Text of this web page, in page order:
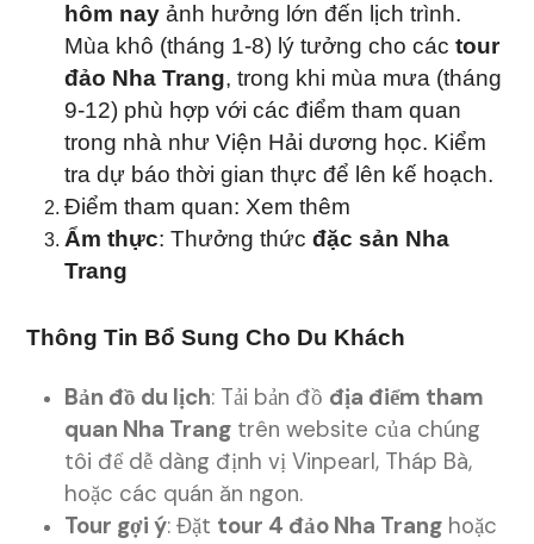
hôm nay ảnh hưởng lớn đến lịch trình.
Mùa khô (tháng 1-8) lý tưởng cho các tour
đảo Nha Trang, trong khi mùa mưa (tháng
9-12) phù hợp với các điểm tham quan
trong nhà như Viện Hải dương học. Kiểm
tra dự báo thời gian thực để lên kế hoạch.
Điểm tham quan: Xem thêm
Ẩm thực: Thưởng thức đặc sản Nha
Trang
Thông Tin Bổ Sung Cho Du Khách
Bản đồ du lịch: Tải bản đồ địa điểm tham
quan Nha Trang trên website của chúng
tôi để dễ dàng định vị Vinpearl, Tháp Bà,
hoặc các quán ăn ngon.
Tour gợi ý: Đặt tour 4 đảo Nha Trang hoặc